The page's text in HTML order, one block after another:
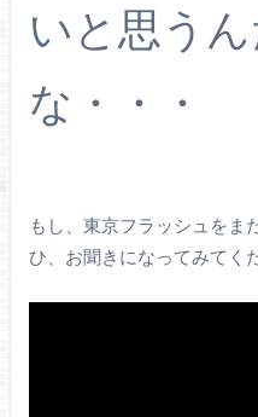
いと思う
な・・・
もし、東京フラッシュをま
ひ、お聞きになってみてく